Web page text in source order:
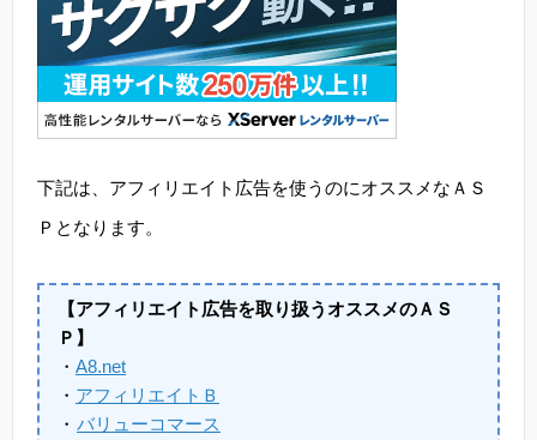
下記は、アフィリエイト広告を使うのにオススメなＡＳ
Ｐとなります。
【アフィリエイト広告を取り扱うオススメのＡＳ
Ｐ】
・ A8.net
・ アフィリエイトＢ
・ バリューコマース